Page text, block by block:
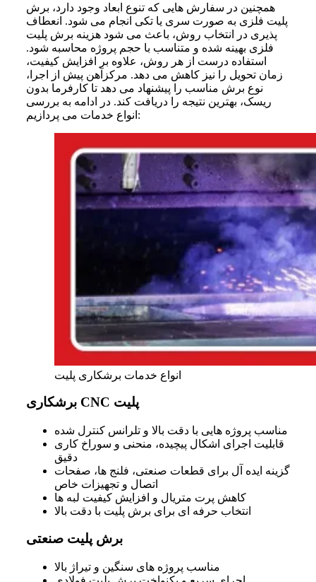
همچنین در سفارش‌ هایی که تنوع ابعاد وجود دارد، برش
پلیت فلزی به‌ صورت سری یا تکی انجام می‌ شود. انعطاف‌
پذیری در انتخاب روش، باعث می‌ شود هزینه برش پلیت
فلزی بهینه شده و متناسب با حجم پروژه محاسبه شود.
استفاده درست از هر روش، علاوه بر افزایش کیفیت،
زمان تحویل را نیز کاهش می‌ دهد. مرکزآهن پیش از اجرا،
نوع برش مناسب را پیشنهاد می‌ دهد تا کارفرما بدون
ریسک، بهترین نتیجه را دریافت کند. در ادامه به بررسی
انواع خدمات می پردازیم:
انواع خدمات برشکاری پلیت
برشکاری CNC پلیت
مناسب پروژه‌ هایی با دقت بالا و تلرانس کنترل‌ شده
قابلیت اجرای اشکال پیچیده، منحنی و سوراخ‌ کاری
دقیق
گزینه ایده‌ آل برای قطعات صنعتی، فلنج‌ ها، صفحات
اتصال و تجهیزات خاص
کاهش پرت متریال و افزایش کیفیت لبه‌ ها
انتخاب حرفه‌ ای برای برش پلیت با دقت بالا
برش پلیت صنعتی
مناسب پروژه‌ های سنگین و تیراژ بالا